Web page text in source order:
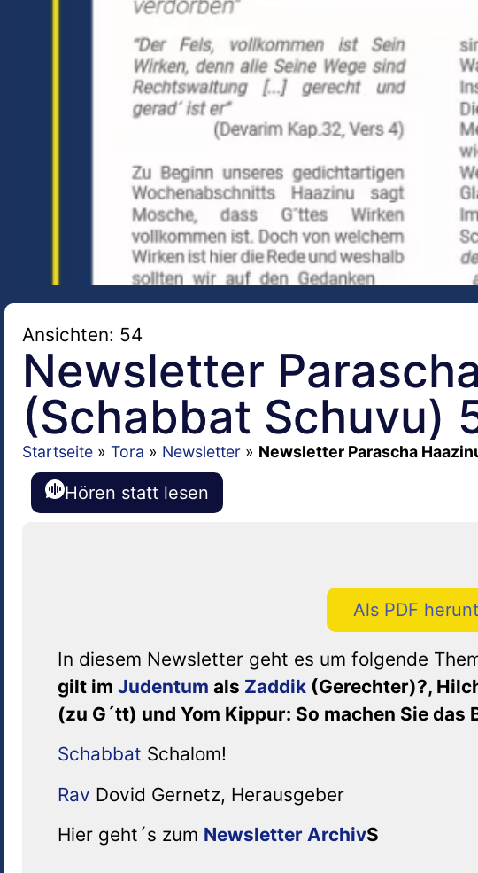
Ansichten: 54
Newsletter
(Schabbat Schuvu)
Startseite » Tora » Newsletter » Newsletter Parascha
Hören statt lesen
Als PDF
In diesem Newsletter geht es um folgende
gilt im Judentum als Zaddik (Gerechter)?,
(zu G´tt) und Yom Kippur: So machen Sie das
Schabbat Schalom!
Rav Dovid Gernetz, Herausgeber
Hier geht´s zum Newsletter ArchivS